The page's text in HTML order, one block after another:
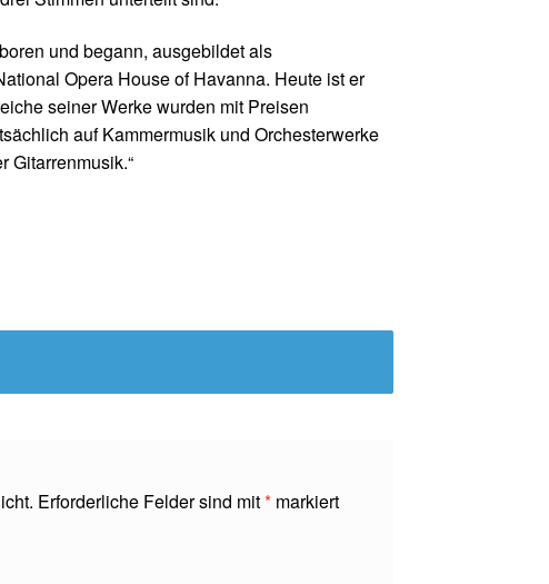
und begann, ausgebildet als
Opera House of Havanna. Heute ist er
seiner Werke wurden mit Preisen
auf Kammermusik und Orchesterwerke
Gitarrenmusik.“
Erforderliche Felder sind mit*markiert